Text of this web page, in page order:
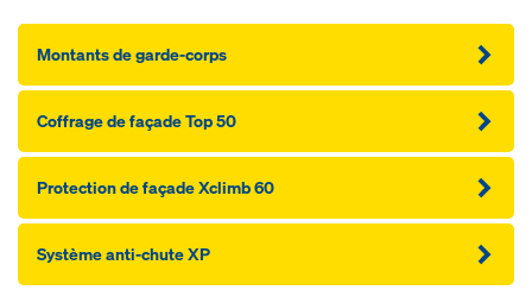
Montants de garde-corps
Coffrage de façade Top 50
Protection de façade Xclimb 60
Système anti-chute XP